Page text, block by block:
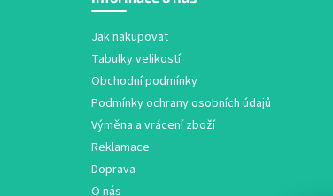
Jak nakupovat
Tabulky velikostí
Obchodní podmínky
Podmínky ochrany osobních údajů
Výměna a vrácení zboží
Reklamace
Doprava
O nás